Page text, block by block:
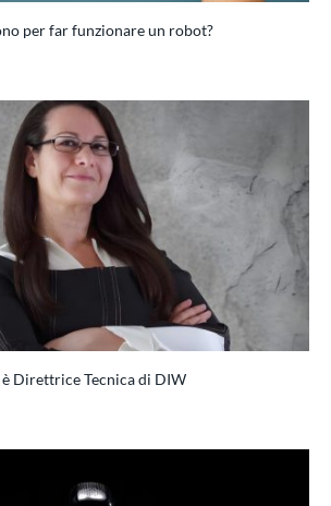
per far funzionare un robot?
Direttrice Tecnica di DIW